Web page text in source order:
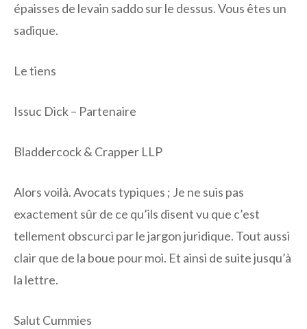
épaisses de levain saddo sur le dessus. Vous êtes un
sadique.
Le tiens
Issuc Dick – Partenaire
Bladdercock & Crapper LLP
Alors voilà. Avocats typiques ; Je ne suis pas
exactement sûr de ce qu’ils disent vu que c’est
tellement obscurci par le jargon juridique. Tout aussi
clair que de la boue pour moi. Et ainsi de suite jusqu’à
la lettre.
Salut Cummies